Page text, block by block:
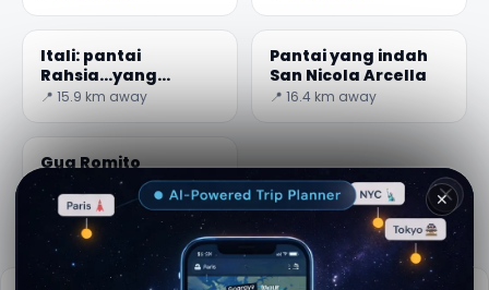
Itali: pantai
Rahsia...yang
mengagumkan
📍 15.9 km away
Pantai yang indah
San Nicola Arcella
📍 16.4 km away
Gua Romito
📍 19.7 km away
✕